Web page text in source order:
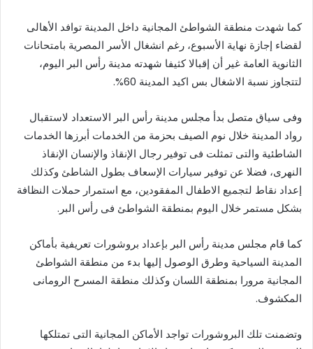
كما شهدت منطقة الشواطئ المجانية داخل المدينة توافد الأهالى
لقضاء إجازة نهاية الأسبوع، رغم انشغال الأسر المصرية بامتحانات
الثانوية العامة غير أن إقبالا كثيفا شهدته مدينة رأس البر اليوم،
لتتجاوز نسبة الاشغال بس اكيد المدينة 60%.
وفى سياق متصل بدأ مجلس مدينة رأس البر الاستعداد لاستقبال
رواد المدينة خلال نوم الصيف بحزمة من الخدمات أبرزها الخدمات
الشاطئية والتى تمثلت فى توفير رجال الإنقاذ والإنسان الإنقاذ
النهرى، فضلا عن توفير سيارات الإسعاف بطول الشاطئ وكذلك
إعداد نقاط لتجميع الاطفال المفقودين، مع استمرار حملات النظافة
بشكل مستمر خلال اليوم بمنطقة الشواطئ فى رأس البر.
كما قام مجلس مدينة رأس البر بإعداد بروشورات تعريفية بأماكن
المدينة السياحية وطرق الوصول إليها بدء من منطقة الشواطئ
المجانية مرورا بمنطقة اللسان وكذلك منطقة المسرح الرومانى
المكشوف.
وتضمنت تلك البروشورات تواجد الأماكن المجانية التى تمتلكها